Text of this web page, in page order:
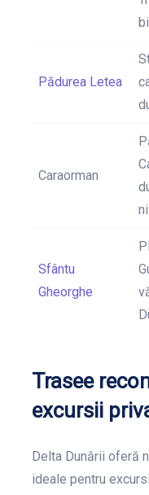
Pădurea Letea
Caraorman
Sfântu
Gheorghe
Trasee
excursii
Delta Dunării oferă
ideale pentru